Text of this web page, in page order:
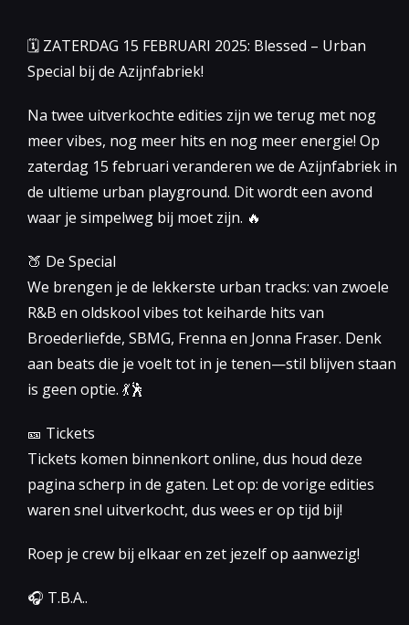
🗓 ZATERDAG 15 FEBRUARI 2025: Blessed – Urban
Special bij de Azijnfabriek!
Na twee uitverkochte edities zijn we terug met nog
meer vibes, nog meer hits en nog meer energie! Op
zaterdag 15 februari veranderen we de Azijnfabriek in
de ultieme urban playground. Dit wordt een avond
waar je simpelweg bij moet zijn. 🔥
🍑 De Special
We brengen je de lekkerste urban tracks: van zwoele
R&B en oldskool vibes tot keiharde hits van
Broederliefde, SBMG, Frenna en Jonna Fraser. Denk
aan beats die je voelt tot in je tenen—stil blijven staan
is geen optie. 💃🕺
🎫 Tickets
Tickets komen binnenkort online, dus houd deze
pagina scherp in de gaten. Let op: de vorige edities
waren snel uitverkocht, dus wees er op tijd bij!
Roep je crew bij elkaar en zet jezelf op aanwezig!
🎧 T.B.A..